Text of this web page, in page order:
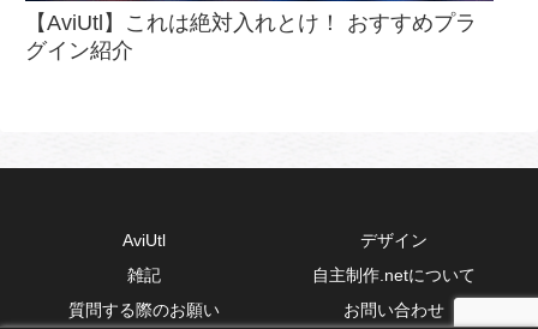
【AviUtl】これは絶対入れとけ！ おすすめプラ
グイン紹介
AviUtl
デザイン
雑記
自主制作.netについて
質問する際のお願い
お問い合わせ